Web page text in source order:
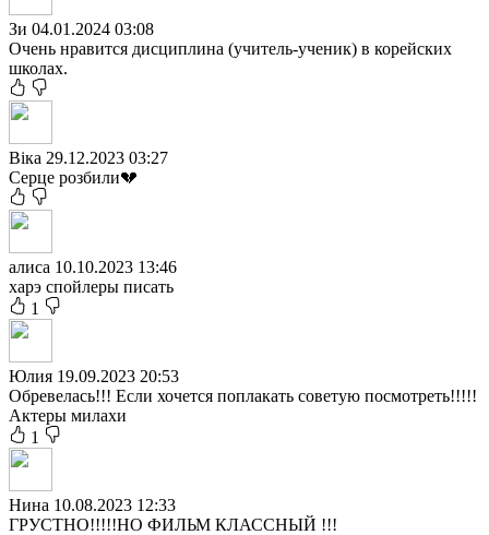
Зи 04.01.2024 03:08
Очень нравится дисциплина (учитель-ученик) в корейских
школах.
Віка 29.12.2023 03:27
Серце розбили💔
алиса 10.10.2023 13:46
харэ спойлеры писать
1
Юлия 19.09.2023 20:53
Обревелась!!! Если хочется поплакать советую посмотреть!!!!!
Актеры милахи
1
Нина 10.08.2023 12:33
ГРУСТНО!!!!!НО ФИЛЬМ КЛАССНЫЙ !!!